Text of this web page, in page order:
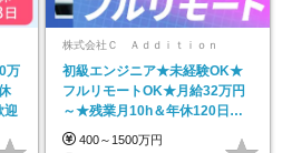
万
迎
株式会社Ｃ Ａｄｄｉｔｉｏｎ
初級エンジニア★未経験OK★
フルリモートOK★月給32万円
～★残業月10h＆年休120日以
上★副業可
400～1500万円